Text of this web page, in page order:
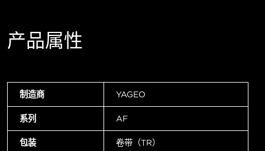
产品属性
制造商 YAGEO
系列 AF
包装 卷带（TR）